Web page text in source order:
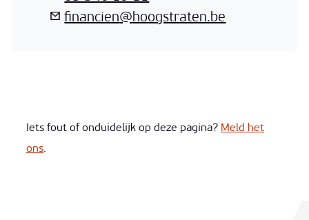
E-mailfinancien@hoogstraten.be
Iets fout of onduidelijk op deze pagina? Meld het
ons.